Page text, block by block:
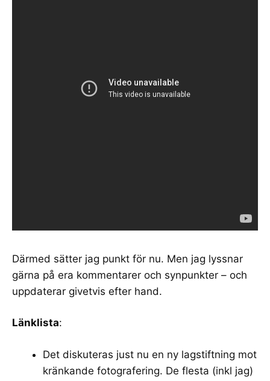
Därmed sätter jag punkt för nu. Men jag lyssnar
gärna på era kommentarer och synpunkter – och
uppdaterar givetvis efter hand.
Länklista:
Det diskuteras just nu en ny lagstiftning mot
kränkande fotografering. De flesta (inkl jag)